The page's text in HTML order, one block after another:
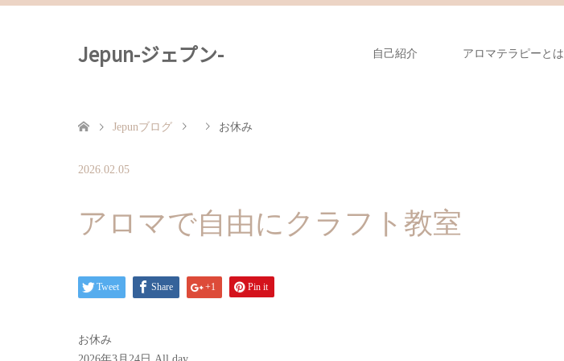
Jepun-ジェプン- 自己紹介 アロマテラピーとは
Jepunブログ お休み
2026.02.05
アロマで自由にクラフト教室
Tweet Share +1 Pin it
お休み